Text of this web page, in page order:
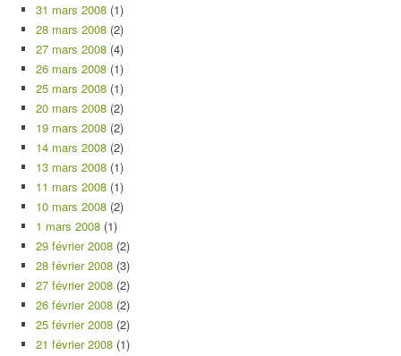
31 mars 2008 (1)
28 mars 2008 (2)
27 mars 2008 (4)
26 mars 2008 (1)
25 mars 2008 (1)
20 mars 2008 (2)
19 mars 2008 (2)
14 mars 2008 (2)
13 mars 2008 (1)
11 mars 2008 (1)
10 mars 2008 (2)
1 mars 2008 (1)
29 février 2008 (2)
28 février 2008 (3)
27 février 2008 (2)
26 février 2008 (2)
25 février 2008 (2)
21 février 2008 (1)